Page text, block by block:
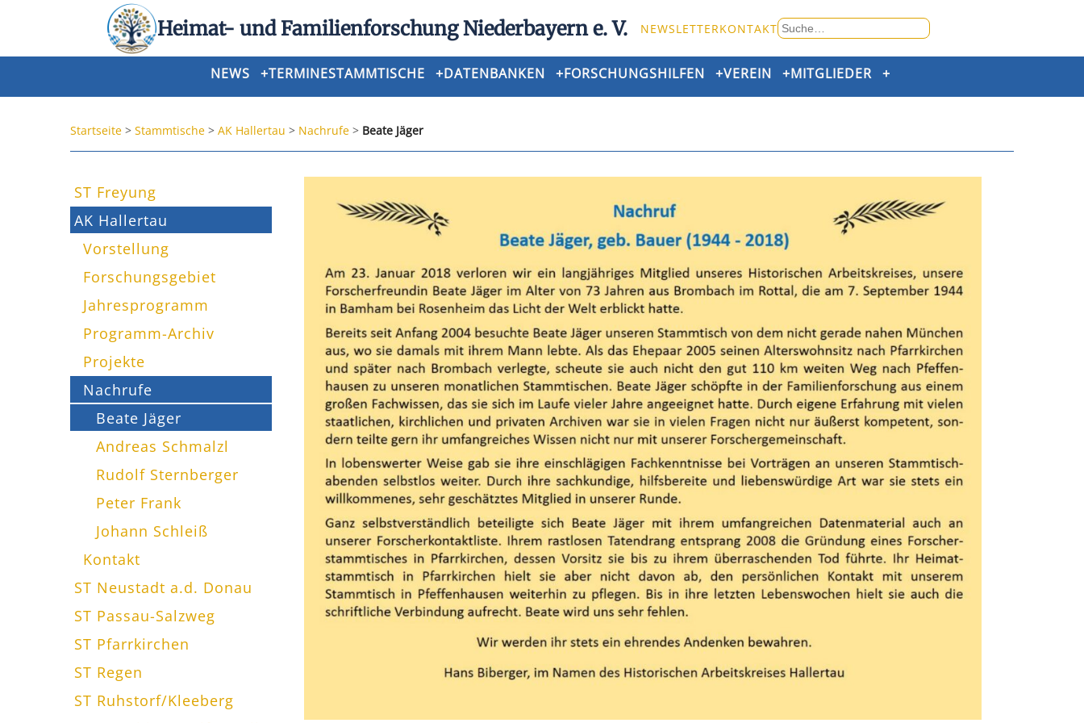
Heimat- und Familienforschung Niederbayern e. V. NEWSLETTERKONTAKTSuche
nach:
NEWS
+TERMINESTAMMTISCHE +DATENBANKEN +FORSCHUNGSHILFEN +VEREIN +MITGLIEDER +
Startseite > Stammtische > AK Hallertau > Nachrufe > Beate Jäger
ST Freyung
AK Hallertau
Vorstellung
Forschungsgebiet
Jahresprogramm
Programm-Archiv
Projekte
Nachrufe
Beate Jäger
Andreas Schmalzl
Rudolf Sternberger
Peter Frank
Johann Schleiß
Kontakt
ST Neustadt a.d. Donau
ST Passau-Salzweg
ST Pfarrkirchen
ST Regen
ST Ruhstorf/Kleeberg